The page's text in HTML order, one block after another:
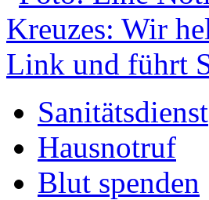
Sanitätsdienst
Hausnotruf
Blut spenden